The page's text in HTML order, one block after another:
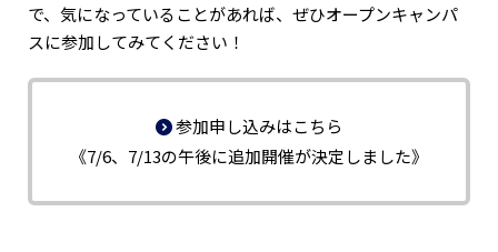
で、気になっていることがあれば、ぜひオープンキャンパ
スに参加してみてください！
参加申し込みはこちら
《7/6、7/13の午後に追加開催が決定しました》